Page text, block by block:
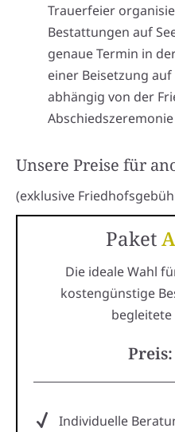
Trauerfeier
Bestattungen auf
genaue Termin in
einer Beisetzung
abhängig von der
Unsere Preise für
(exklusive
Paket
Die ideale Wahl
kostengünstige
begleitete
Preis:
Individuelle